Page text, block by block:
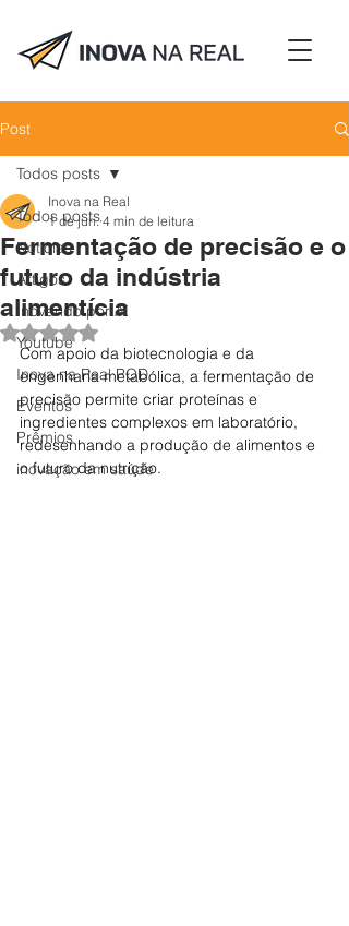
Post
Todos posts
Notícias
Artigos
Inovando por Aí
Youtube
Inova na Real POD
Eventos
Prêmios
inovação em saúde
Todos posts
Fermentação de precisão e o
futuro da indústria
alimentícia
Inova na Real
1 de jun. 4 min de leitura
Avaliado com NaN de 5 estrelas.
Com apoio da biotecnologia e da
engenharia metabólica, a fermentação de
precisão permite criar proteínas e
ingredientes complexos em laboratório,
redesenhando a produção de alimentos e
o futuro da nutrição.